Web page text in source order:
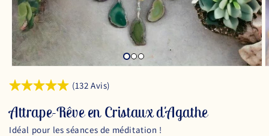
(132 Avis)
Attrape-Rêve en Cristaux d'Agathe
Idéal pour les séances de méditation !